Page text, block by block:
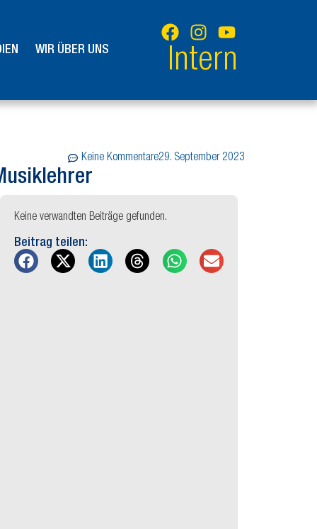
WIR ÜBER UNS Intern
Keine Kommentare29. September 2023
Keine verwandten Beiträge gefunden.
Beitrag teilen: